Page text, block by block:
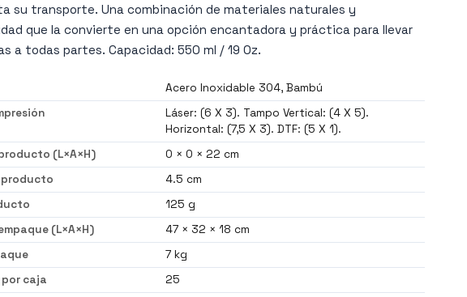
su transporte. Una combinación de materiales naturales y
que la convierte en una opción encantadora y práctica para llevar
a todas partes. Capacidad: 550 ml / 19 Oz.
Acero Inoxidable 304, Bambú
Láser: (6 X 3). Tampo Vertical: (4 X 5).
Horizontal: (7,5 X 3). DTF: (5 X 1).
(L×A×H)
0 × 0 × 22 cm
producto
4.5 cm
125 g
(L×A×H)
47 × 32 × 18 cm
7 kg
por caja
25